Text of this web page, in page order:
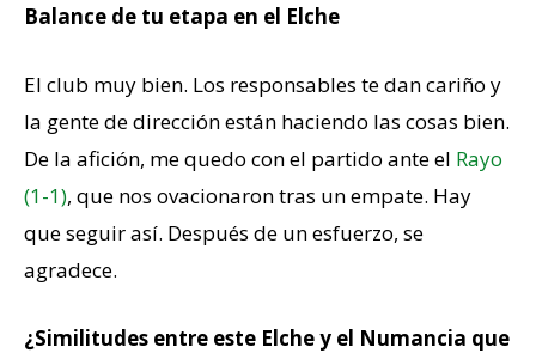
Balance de tu etapa en el Elche
El club muy bien. Los responsables te dan cariño y
la gente de dirección están haciendo las cosas bien.
De la afición, me quedo con el partido ante el Rayo
(1-1), que nos ovacionaron tras un empate. Hay
que seguir así. Después de un esfuerzo, se
agradece.
¿Similitudes entre este Elche y el Numancia que